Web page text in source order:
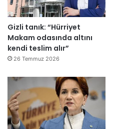
Gizli tanık: “Hürriyet
Makam odasında altını
kendi teslim alır”
26 Temmuz 2026